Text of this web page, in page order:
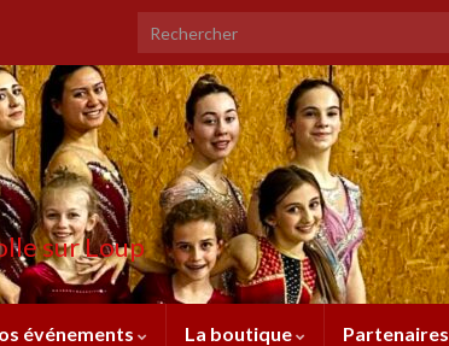
Search for:
sur Loup
événements La boutique Partenaires